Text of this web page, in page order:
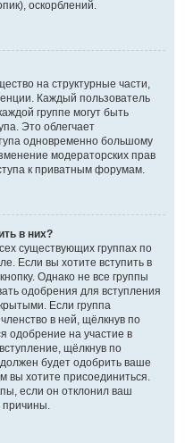
оскорблений.
на структурные части,
Каждый пользователь
группе могут быть
Это облегчает
одновременно большому
модераторских прав
к приватным форумам.
в них?
существующих группах по
Если вы хотите вступить в
Однако не все группы
одобрения для вступления
Если группа
в ней, щёлкнув по
одобрение на участие в
щёлкнув по
будет одобрить ваше
вы хотите присоединиться.
если он отклонил ваш
причины.